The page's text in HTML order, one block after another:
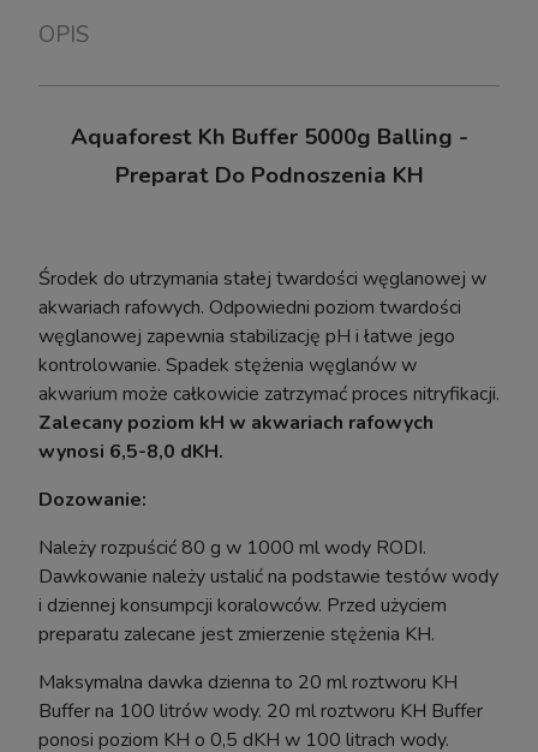
Cena regularna:17,10 zł
Najniższa cena: 17,10 zł
OPIS
Aquaforest Kh Buffer 5000g Balling -
Preparat Do Podnoszenia KH
Środek do utrzymania stałej twardości węglanowej w
akwariach rafowych. Odpowiedni poziom twardości
węglanowej zapewnia stabilizację pH i łatwe jego
kontrolowanie. Spadek stężenia węglanów w
akwarium może całkowicie zatrzymać proces nitryfikacji.
Zalecany poziom kH w akwariach rafowych
wynosi 6,5-8,0 dKH.
Dozowanie:
Należy rozpuścić 80 g w 1000 ml wody RODI.
Dawkowanie należy ustalić na podstawie testów wody
i dziennej konsumpcji koralowców. Przed użyciem
preparatu zalecane jest zmierzenie stężenia KH.
Maksymalna dawka dzienna to 20 ml roztworu KH
Buffer na 100 litrów wody. 20 ml roztworu KH Buffer
ponosi poziom KH o 0,5 dKH w 100 litrach wody.